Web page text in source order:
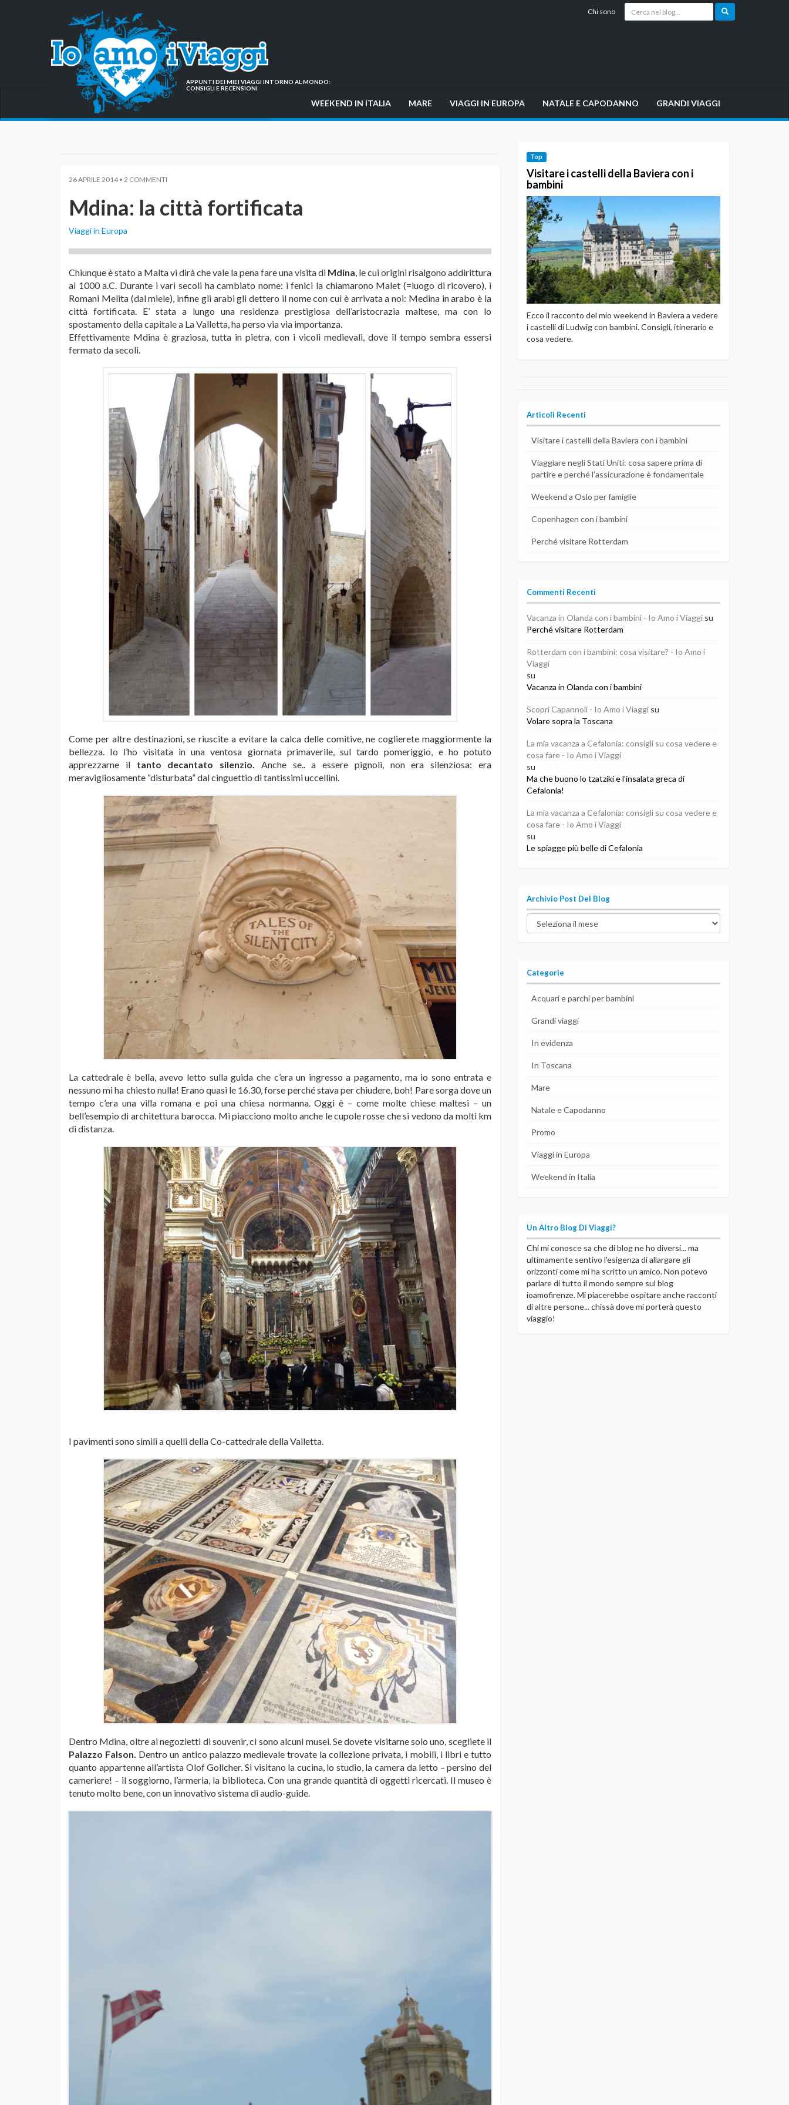
Chi sono
APPUNTI DEI MIEI VIAGGI INTORNO AL MONDO:
CONSIGLI E RECENSIONI
WEEKEND IN ITALIA MARE VIAGGI IN EUROPA NATALE E CAPODANNO GRANDI VIAGGI
26 APRILE 2014 • 2 COMMENTI
Mdina: la città fortificata
Viaggi in Europa
Chiunque è stato a Malta vi dirà che vale la pena fare una visita di Mdina, le cui origini risalgono addirittura
al 1000 a.C. Durante i vari secoli ha cambiato nome: i fenici la chiamarono Malet (=luogo di ricovero), i
Romani Melita (dal miele), infine gli arabi gli dettero il nome con cui è arrivata a noi: Medina in arabo è la
città fortificata. E’ stata a lungo una residenza prestigiosa dell’aristocrazia maltese, ma con lo
spostamento della capitale a La Valletta, ha perso via via importanza.
Effettivamente Mdina è graziosa, tutta in pietra, con i vicoli medievali, dove il tempo sembra essersi
fermato da secoli.
Come per altre destinazioni, se riuscite a evitare la calca delle comitive, ne coglierete maggiormente la
bellezza. Io l’ho visitata in una ventosa giornata primaverile, sul tardo pomeriggio, e ho potuto
apprezzarne il tanto decantato silenzio. Anche se.. a essere pignoli, non era silenziosa: era
meravigliosamente “disturbata” dal cinguettio di tantissimi uccellini.
La cattedrale è bella, avevo letto sulla guida che c’era un ingresso a pagamento, ma io sono entrata e
nessuno mi ha chiesto nulla! Erano quasi le 16.30, forse perché stava per chiudere, boh! Pare sorga dove un
tempo c’era una villa romana e poi una chiesa normanna. Oggi è – come molte chiese maltesi – un
bell’esempio di architettura barocca. Mi piacciono molto anche le cupole rosse che si vedono da molti km
di distanza.
I pavimenti sono simili a quelli della Co-cattedrale della Valletta.
Dentro Mdina, oltre ai negozietti di souvenir, ci sono alcuni musei. Se dovete visitarne solo uno, scegliete il
Palazzo Falson. Dentro un antico palazzo medievale trovate la collezione privata, i mobili, i libri e tutto
quanto appartenne all’artista Olof Gollcher. Si visitano la cucina, lo studio, la camera da letto – persino del
cameriere! – il soggiorno, l’armeria, la biblioteca. Con una grande quantità di oggetti ricercati. Il museo è
tenuto molto bene, con un innovativo sistema di audio-guide.
Top
Visitare i castelli della Baviera con i
bambini
Ecco il racconto del mio weekend in Baviera a vedere
i castelli di Ludwig con bambini. Consigli, itinerario e
cosa vedere.
Articoli Recenti
Visitare i castelli della Baviera con i bambini
Viaggiare negli Stati Uniti: cosa sapere prima di
partire e perché l’assicurazione è fondamentale
Weekend a Oslo per famiglie
Copenhagen con i bambini
Perché visitare Rotterdam
Commenti Recenti
Vacanza in Olanda con i bambini - Io Amo i Viaggi su
Perché visitare Rotterdam
Rotterdam con i bambini: cosa visitare? - Io Amo i
Viaggi
su
Vacanza in Olanda con i bambini
Scopri Capannoli - Io Amo i Viaggi su
Volare sopra la Toscana
La mia vacanza a Cefalonia: consigli su cosa vedere e
cosa fare - Io Amo i Viaggi
su
Ma che buono lo tzatziki e l’insalata greca di
Cefalonia!
La mia vacanza a Cefalonia: consigli su cosa vedere e
cosa fare - Io Amo i Viaggi
su
Le spiagge più belle di Cefalonia
Archivio Post Del Blog
Archivio
post
Categorie
Acquari e parchi per bambini
Grandi viaggi
In evidenza
In Toscana
Mare
Natale e Capodanno
Promo
Viaggi in Europa
Weekend in Italia
Un Altro Blog Di Viaggi?
Chi mi conosce sa che di blog ne ho diversi... ma
ultimamente sentivo l'esigenza di allargare gli
orizzonti come mi ha scritto un amico. Non potevo
parlare di tutto il mondo sempre sul blog
ioamofirenze. Mi piacerebbe ospitare anche racconti
di altre persone... chissà dove mi porterà questo
viaggio!